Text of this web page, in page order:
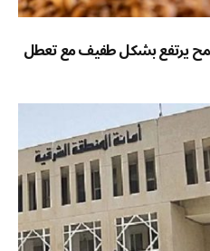
يرتفع بشكل طفيف مع تعطل